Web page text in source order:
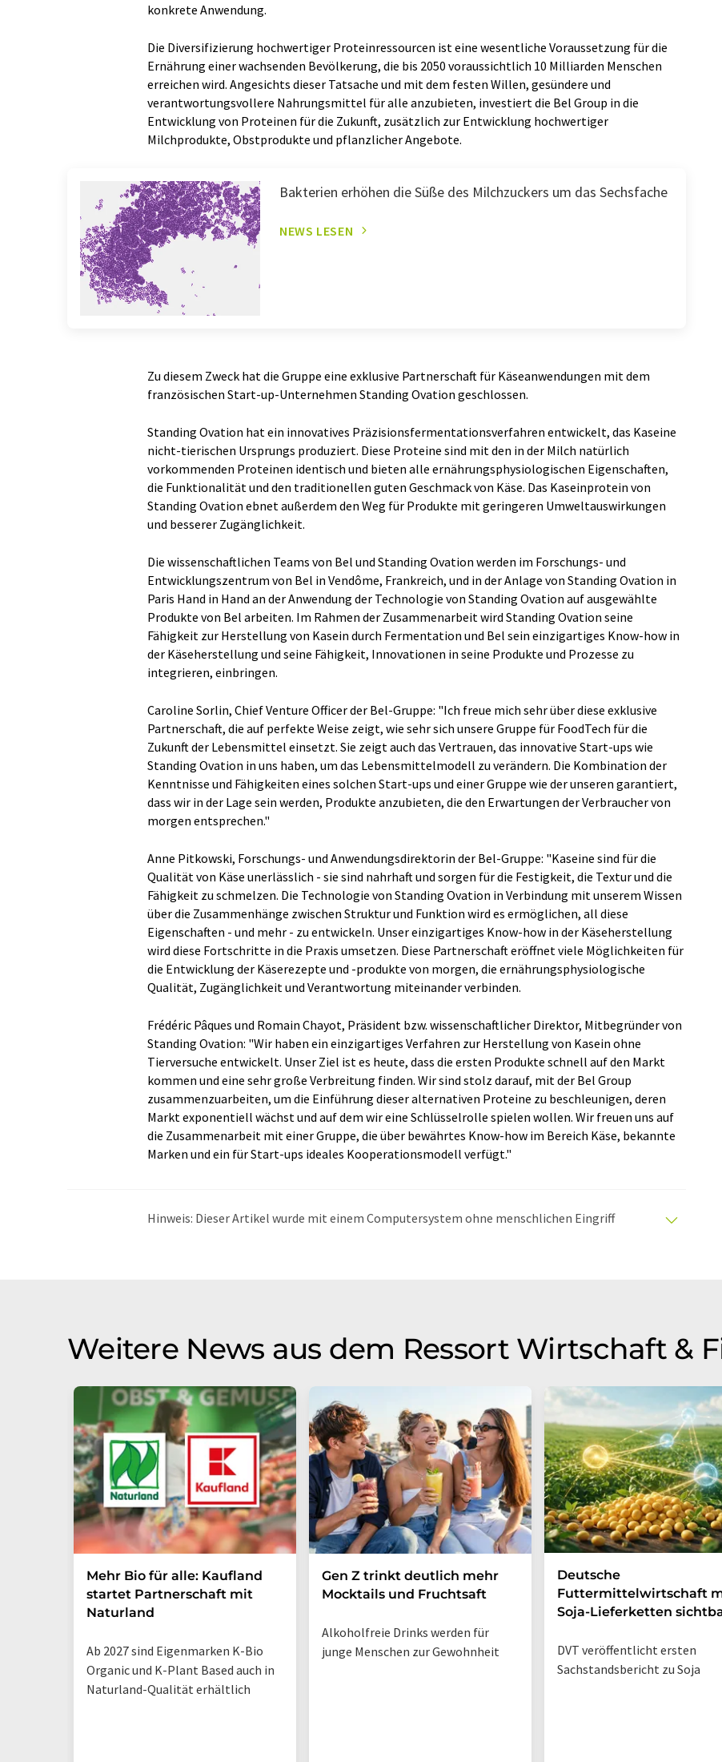
konkrete Anwendung.
Die Diversifizierung hochwertiger Proteinressourcen ist eine wesentliche Voraussetzung für die
Ernährung einer wachsenden Bevölkerung, die bis 2050 voraussichtlich 10 Milliarden Menschen
erreichen wird. Angesichts dieser Tatsache und mit dem festen Willen, gesündere und
verantwortungsvollere Nahrungsmittel für alle anzubieten, investiert die Bel Group in die
Entwicklung von Proteinen für die Zukunft, zusätzlich zur Entwicklung hochwertiger
Milchprodukte, Obstprodukte und pflanzlicher Angebote.
Bakterien erhöhen die Süße des Milchzuckers um das Sechsfache
NEWS LESEN
Zu diesem Zweck hat die Gruppe eine exklusive Partnerschaft für Käseanwendungen mit dem
französischen Start-up-Unternehmen Standing Ovation geschlossen.
Standing Ovation hat ein innovatives Präzisionsfermentationsverfahren entwickelt, das Kaseine
nicht-tierischen Ursprungs produziert. Diese Proteine sind mit den in der Milch natürlich
vorkommenden Proteinen identisch und bieten alle ernährungsphysiologischen Eigenschaften,
die Funktionalität und den traditionellen guten Geschmack von Käse. Das Kaseinprotein von
Standing Ovation ebnet außerdem den Weg für Produkte mit geringeren Umweltauswirkungen
und besserer Zugänglichkeit.
Die wissenschaftlichen Teams von Bel und Standing Ovation werden im Forschungs- und
Entwicklungszentrum von Bel in Vendôme, Frankreich, und in der Anlage von Standing Ovation in
Paris Hand in Hand an der Anwendung der Technologie von Standing Ovation auf ausgewählte
Produkte von Bel arbeiten. Im Rahmen der Zusammenarbeit wird Standing Ovation seine
Fähigkeit zur Herstellung von Kasein durch Fermentation und Bel sein einzigartiges Know-how in
der Käseherstellung und seine Fähigkeit, Innovationen in seine Produkte und Prozesse zu
integrieren, einbringen.
Caroline Sorlin, Chief Venture Officer der Bel-Gruppe: "Ich freue mich sehr über diese exklusive
Partnerschaft, die auf perfekte Weise zeigt, wie sehr sich unsere Gruppe für FoodTech für die
Zukunft der Lebensmittel einsetzt. Sie zeigt auch das Vertrauen, das innovative Start-ups wie
Standing Ovation in uns haben, um das Lebensmittelmodell zu verändern. Die Kombination der
Kenntnisse und Fähigkeiten eines solchen Start-ups und einer Gruppe wie der unseren garantiert,
dass wir in der Lage sein werden, Produkte anzubieten, die den Erwartungen der Verbraucher von
morgen entsprechen."
Anne Pitkowski, Forschungs- und Anwendungsdirektorin der Bel-Gruppe: "Kaseine sind für die
Qualität von Käse unerlässlich - sie sind nahrhaft und sorgen für die Festigkeit, die Textur und die
Fähigkeit zu schmelzen. Die Technologie von Standing Ovation in Verbindung mit unserem Wissen
über die Zusammenhänge zwischen Struktur und Funktion wird es ermöglichen, all diese
Eigenschaften - und mehr - zu entwickeln. Unser einzigartiges Know-how in der Käseherstellung
wird diese Fortschritte in die Praxis umsetzen. Diese Partnerschaft eröffnet viele Möglichkeiten für
die Entwicklung der Käserezepte und -produkte von morgen, die ernährungsphysiologische
Qualität, Zugänglichkeit und Verantwortung miteinander verbinden.
Frédéric Pâques und Romain Chayot, Präsident bzw. wissenschaftlicher Direktor, Mitbegründer von
Standing Ovation: "Wir haben ein einzigartiges Verfahren zur Herstellung von Kasein ohne
Tierversuche entwickelt. Unser Ziel ist es heute, dass die ersten Produkte schnell auf den Markt
kommen und eine sehr große Verbreitung finden. Wir sind stolz darauf, mit der Bel Group
zusammenzuarbeiten, um die Einführung dieser alternativen Proteine zu beschleunigen, deren
Markt exponentiell wächst und auf dem wir eine Schlüsselrolle spielen wollen. Wir freuen uns auf
die Zusammenarbeit mit einer Gruppe, die über bewährtes Know-how im Bereich Käse, bekannte
Marken und ein für Start-ups ideales Kooperationsmodell verfügt."
Hinweis: Dieser Artikel wurde mit einem Computersystem ohne menschlichen Eingriff
Weitere News aus dem Ressort Wirtschaft &
Mehr Bio für alle: Kaufland
startet Partnerschaft mit
Naturland
Ab 2027 sind Eigenmarken K-Bio
Organic und K-Plant Based auch in
Naturland-Qualität erhältlich
Gen Z trinkt deutlich mehr
Mocktails und Fruchtsaft
Alkoholfreie Drinks werden für
junge Menschen zur Gewohnheit
Deutsche
Futtermittelwirtschaft
Soja-Lieferketten
DVT veröffentlicht ersten
Sachstandsbericht zu Soja